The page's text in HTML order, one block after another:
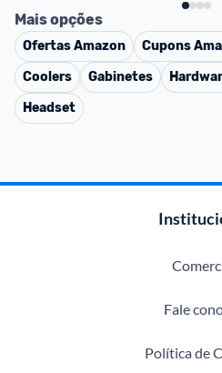
Mais opções
OfertasAmazon Cupons
Coolers
Gabinetes
Headset
Fale
Política de